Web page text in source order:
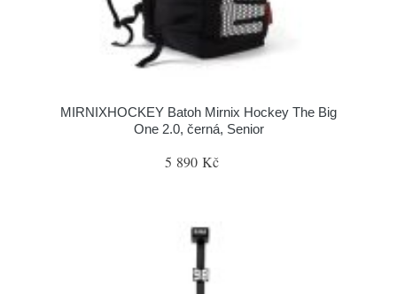
MIRNIXHOCKEY Batoh Mirnix Hockey The Big
One 2.0, černá, Senior
5 890 Kč